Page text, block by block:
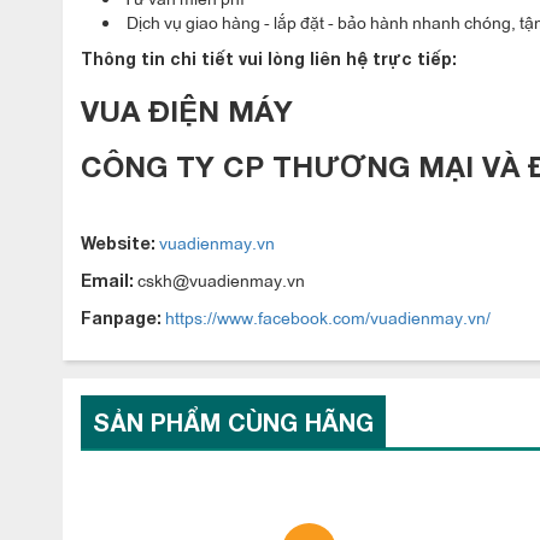
iều hòa tủ đứngLG
APUQ48LT3E3/APNQ48LT3E3chạy điện
Thay vì sử dụng dòng điện 1 pha, sản phẩm sử dụng dòng
Dịch vụ giao hàng - lắp đặt - bảo hành nhanh chóng,
Thông tin chi tiết vui lòng liên hệ trực tiếp:
VUA ĐIỆN MÁY
CÔNG TY CP THƯƠNG MẠI VÀ
Website: vuadienmay.vn
Email: cskh@vuadienmay.vn
Fanpage: https://www.facebook.com/vuadienmay.vn/
SẢN PHẨM CÙNG HÃNG